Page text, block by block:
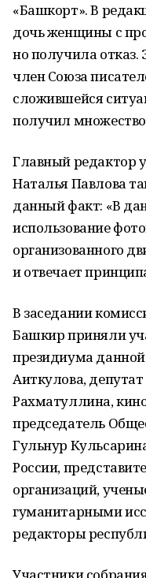
«Башкорт». В
дочь женщины с
но получила отказ.
член Союза
сложившейся
получил
Главный редактор
Наталья Павлова
данный факт: «В
использование
организованного
и отвечает
В заседании
Башкир приняли
президиума
Аиткулова,
Рахматуллина,
председатель
Гульнур
России,
организаций,
гуманитарными
редакторы